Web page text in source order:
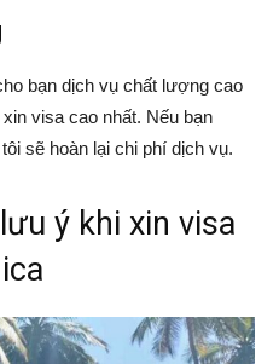
bạn dịch vụ chất lượng cao
visa cao nhất. Nếu bạn
sẽ hoàn lại chi phí dịch vụ.
ý khi xin visa